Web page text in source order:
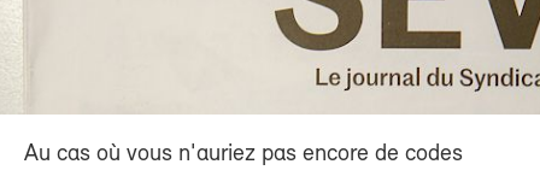
Au cas où vous n'auriez pas encore de codes